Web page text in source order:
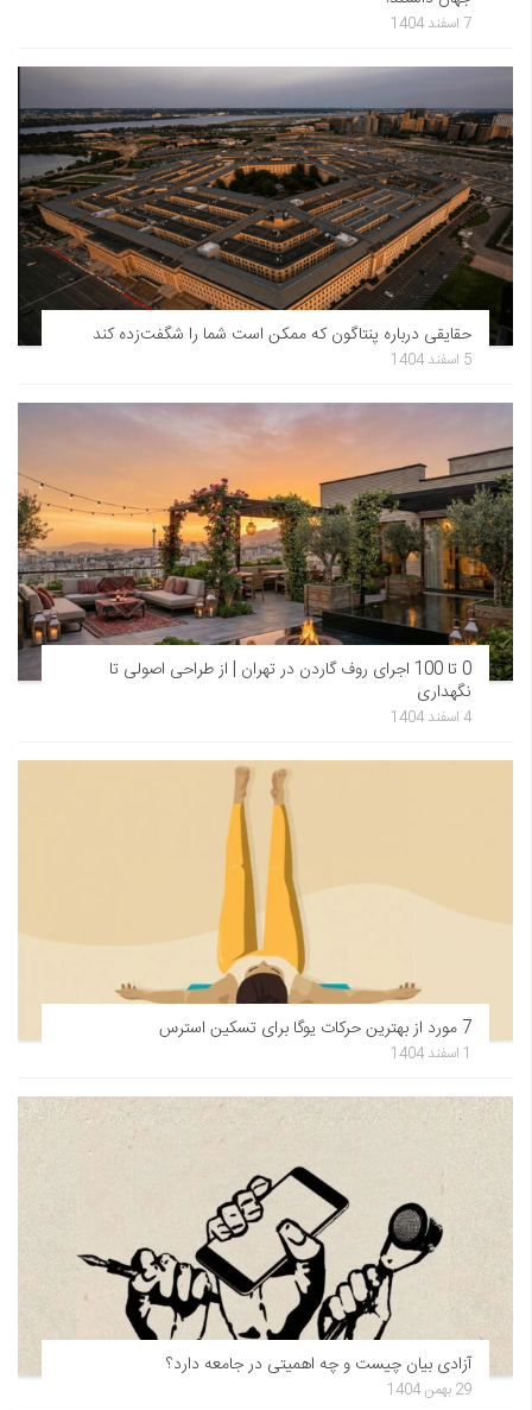
7 اسفند 1404
حقایقی درباره پنتاگون که ممکن است شما را شگفت‌زده کند
5 اسفند 1404
0 تا 100 اجرای روف گاردن در تهران | از طراحی اصولی تا
نگهداری
4 اسفند 1404
7 مورد از بهترین حرکات یوگا برای تسکین استرس
1 اسفند 1404
آزادی بیان چیست و چه اهمیتی در جامعه دارد؟
29 بهمن 1404